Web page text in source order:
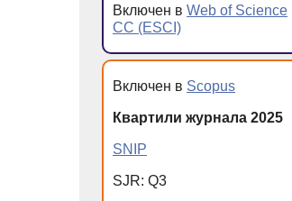
Включен в Web of Science
CC (ESCI)
Включен в Scopus
Квартили журнала 2025
SNIP
SJR: Q3